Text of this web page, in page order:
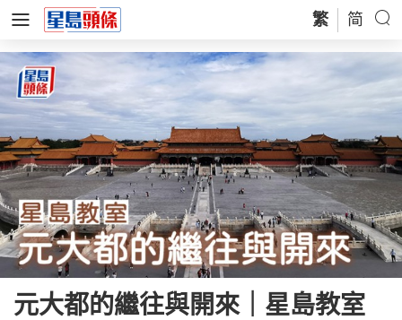
繁 简
元大都的繼往與開來｜星島教室